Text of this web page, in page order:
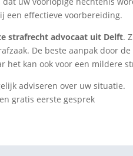
een effectieve voorbereiding.
strafrecht advocaat uit Delft.
De beste aanpak door
het kan ook voor een mildere
adviseren over uw situatie.
gratis eerste gesprek